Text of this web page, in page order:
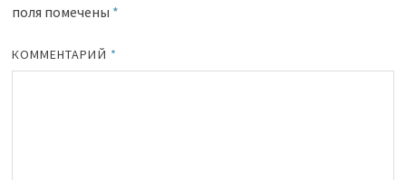
поля помечены *
КОММЕНТАРИЙ *